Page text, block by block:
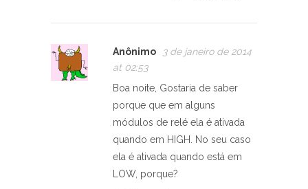
Anônimo
3 de janeiro de 2014
at 02:53
Boa noite, Gostaria de saber
porque que em alguns
módulos de relé ela é ativada
quando em HIGH. No seu caso
ela é ativada quando está em
LOW, porque?